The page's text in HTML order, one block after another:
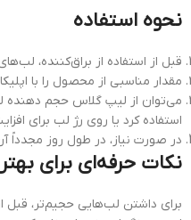
نحوه استفاده
قبل از استفاده از براق‌کننده،
مقدار مناسبی از محصول را با
استفاده کرد یا روی رژ لب برای
در صورت نیاز، در طول روز مجدداً
نکات حرفه‌ای برای
برای داشتن لب‌هایی حجیم‌تر، قبل